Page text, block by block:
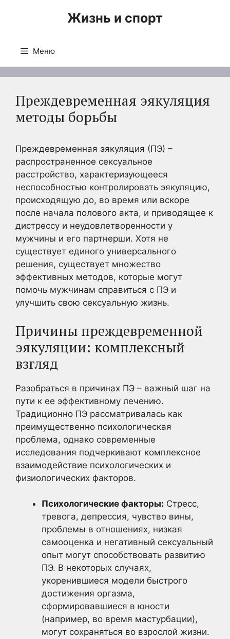
Жизнь и спорт
Меню
Преждевременная эякуляция
методы борьбы
Преждевременная эякуляция (ПЭ) –
распространенное сексуальное
расстройство, характеризующееся
неспособностью контролировать эякуляцию,
происходящую до, во время или вскоре
после начала полового акта, и приводящее к
дистрессу и неудовлетворенности у
мужчины и его партнерши. Хотя не
существует единого универсального
решения, существует множество
эффективных методов, которые могут
помочь мужчинам справиться с ПЭ и
улучшить свою сексуальную жизнь.
Причины преждевременной
эякуляции: комплексный
взгляд
Разобраться в причинах ПЭ – важный шаг на
пути к ее эффективному лечению.
Традиционно ПЭ рассматривалась как
преимущественно психологическая
проблема, однако современные
исследования подчеркивают комплексное
взаимодействие психологических и
физиологических факторов.
Психологические факторы: Стресс,
тревога, депрессия, чувство вины,
проблемы в отношениях, низкая
самооценка и негативный сексуальный
опыт могут способствовать развитию
ПЭ. В некоторых случаях,
укоренившиеся модели быстрого
достижения оргазма,
сформировавшиеся в юности
(например, во время мастурбации),
могут сохраняться во взрослой жизни.